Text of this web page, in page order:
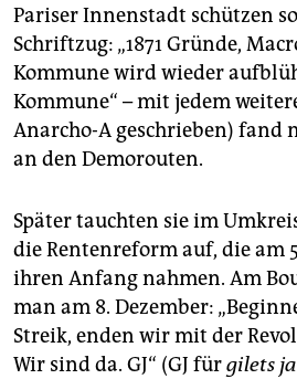
Pariser Innenstadt schützen
Schriftzug: „1871 Gründe,
Kommune wird wieder
Kommune“ – mit jedem
Anarcho-A geschrieben) fand
an den Demorouten.
Später tauchten sie im
die Rentenreform auf, die am
ihren Anfang nahmen. Am
man am 8. Dezember:
Streik, enden wir mit der
Wir sind da. GJ“ (GJ fürgilets